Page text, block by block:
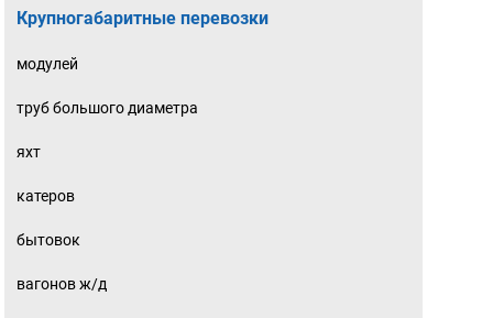
Крупногабаритные перевозки
модулей
труб большого диаметра
яхт
катеров
бытовок
вагонов ж/д